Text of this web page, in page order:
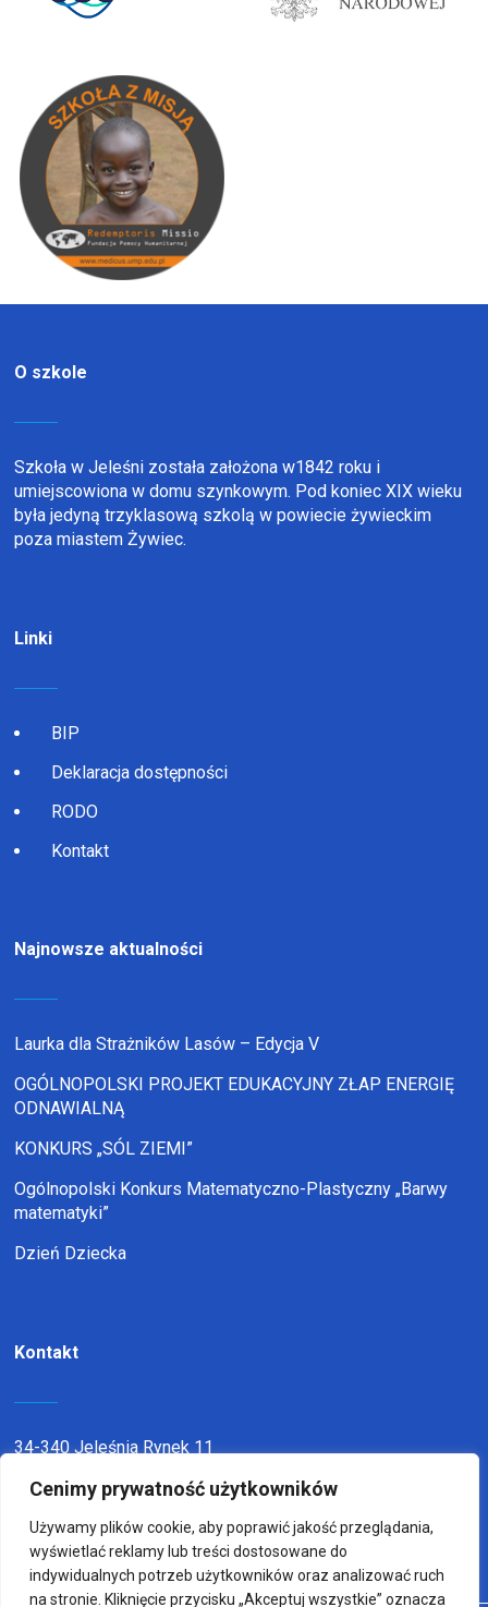
Cenimy prywatność użytkowników
Używamy plików cookie, aby poprawić jakość przeglądania,
wyświetlać reklamy lub treści dostosowane do
indywidualnych potrzeb użytkowników oraz analizować ruch
na stronie. Kliknięcie przycisku „Akceptuj wszystkie” oznacza
O szkole
Szkoła w Jeleśni została założona w1842 roku i
umiejscowiona w domu szynkowym. Pod koniec XIX wieku
była jedyną trzyklasową szkolą w powiecie żywieckim
poza miastem Żywiec.
Linki
BIP
Deklaracja dostępności
RODO
Kontakt
Najnowsze aktualności
Laurka dla Strażników Lasów – Edycja V
OGÓLNOPOLSKI PROJEKT EDUKACYJNY ZŁAP ENERGIĘ
ODNAWIALNĄ
KONKURS „SÓL ZIEMI”
Ogólnopolski Konkurs Matematyczno-Plastyczny „Barwy
matematyki”
Dzień Dziecka
Kontakt
34-340 Jeleśnia Rynek 11
telefon:338636116
email:sp1jel@op.pl